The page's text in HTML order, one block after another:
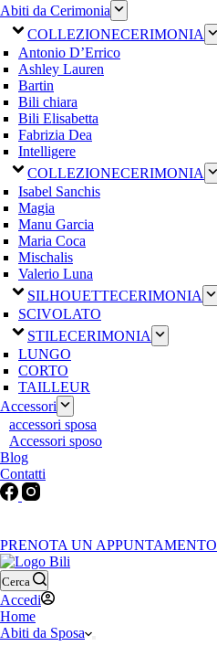
Abiti da Cerimonia
COLLEZIONECERIMONIA
Antonio D’Errico
Ashley Lauren
Bartin
Bili chiara
Bili Elisabetta
Fabrizia Dea
Intelligere
COLLEZIONECERIMONIA
Isabel Sanchis
Magia
Manu Garcia
Maria Coca
Mischalis
Valerio Luna
SILHOUETTECERIMONIA
SCIVOLATO
STILECERIMONIA
LUNGO
CORTO
TAILLEUR
Accessori
accessori sposa
Accessori sposo
Blog
Contatti
PRENOTA UN APPUNTAMENTO
Cerca
Accedi
Home
Abiti da Sposa